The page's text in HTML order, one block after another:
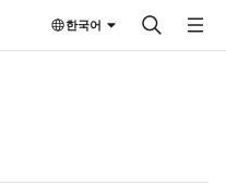
한국어